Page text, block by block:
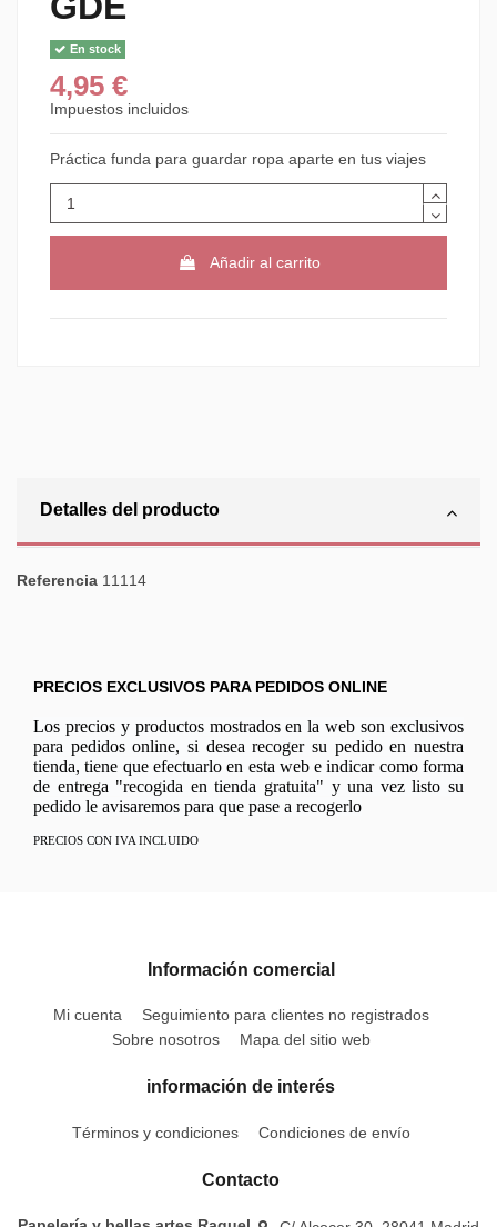
En stock
4,95 €
Impuestos incluidos
Práctica funda para guardar ropa aparte en tus viajes
Añadir al carrito
Detalles del producto
Referencia 11114
PRECIOS EXCLUSIVOS PARA PEDIDOS ONLINE
Los precios y productos mostrados en la web son exclusivos
para pedidos online, si desea recoger su pedido en nuestra
tienda, tiene que efectuarlo en esta web e indicar como forma
de entrega "recogida en tienda gratuita" y una vez listo su
pedido le avisaremos para que pase a recogerlo
PRECIOS CON IVA INCLUIDO
Información comercial
Mi cuenta
Seguimiento para clientes no registrados
Sobre nosotros
Mapa del sitio web
información de interés
Términos y condiciones Condiciones de envío
Contacto